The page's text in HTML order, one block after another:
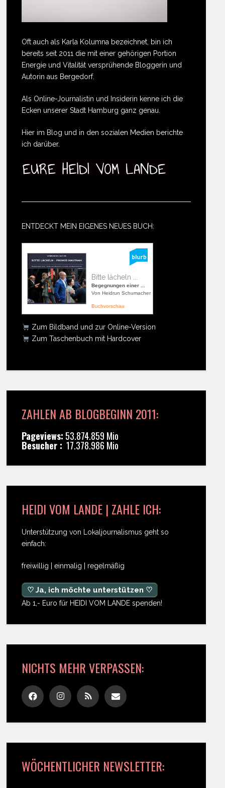
Oft auch als Karla Kolumna bezeichnet, bin ich
bereits seit 2011 die mit einer gehörigen Portion
Energie und Vitalität versprühende Bloggerin und
Autorin aus Bergedorf.
Als Online-Journalistin und Insiderin kenne ich die
Ecken unserer Stadt Hamburg ganz genau.
Hier im Blog und in den sozialen Medien berichte
ich darüber.
ENTDECKT MEIN EIGENES NEUES BUCH:
Bitte lächeln ...
Begegnungen einer ...
Von Heidrun Schumacher
Buchvorschau
Zum Bildband und zur Online-Version
Zum Taschenbuch mit Hardcover
ZAHLEN AB BLOGBEGINN 2011:
Pageviews: 53.874.859 Mio
Besucher : 17.378.986 Mio
HEIDI VOM LANDE | ZAHLE ICH:
Unterstützung von Lokaljournalismus geht so
einfach:
freiwillig | einmalig | regelmäßig
♡ Ja, ich möchte unterstützen ♡
Ab 1,- Euro für HEIDI VOM LANDE spenden!
NICHTS MEHR VERPASSEN:
WÖCHENTLICHER NEWSLETTER: